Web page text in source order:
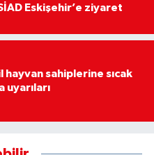
Eskişehir’e ziyaret
hayvan sahiplerine sıcak
uyarıları